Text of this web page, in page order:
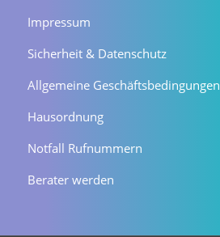
Impressum
Sicherheit & Datenschutz
Allgemeine Geschäftsbedingungen
Hausordnung
Notfall Rufnummern
Berater werden